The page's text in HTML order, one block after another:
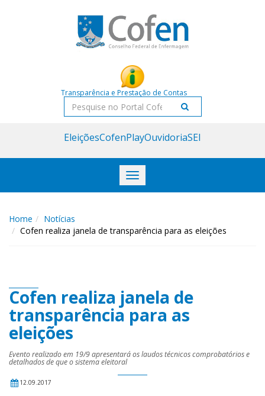
Transparência e Prestação de Contas
Pesquisar
EleiçõesCofenPlayOuvidoriaSEI
Toggle
navigation
Home
Notícias
Cofen realiza janela de transparência para as eleições
Cofen realiza janela de
transparência para as
eleições
Evento realizado em 19/9 apresentará os laudos técnicos comprobatórios e
detalhados de que o sistema eleitoral
12.09.2017